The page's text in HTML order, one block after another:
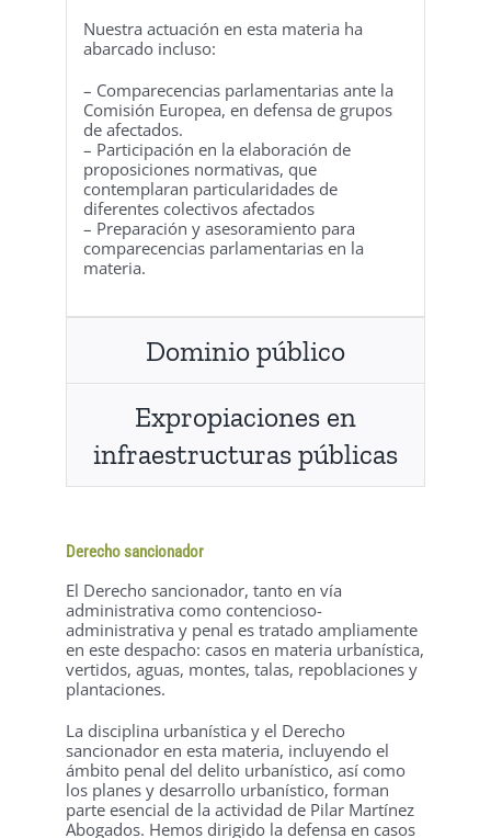
Nuestra actuación en esta materia ha
abarcado incluso:
– Comparecencias parlamentarias ante la
Comisión Europea, en defensa de grupos
de afectados.
– Participación en la elaboración de
proposiciones normativas, que
contemplaran particularidades de
diferentes colectivos afectados
– Preparación y asesoramiento para
comparecencias parlamentarias en la
materia.
Dominio público
Expropiaciones en
infraestructuras públicas
Derecho sancionador
El Derecho sancionador, tanto en vía
administrativa como contencioso-
administrativa y penal es tratado ampliamente
en este despacho: casos en materia urbanística,
vertidos, aguas, montes, talas, repoblaciones y
plantaciones.
La disciplina urbanística y el Derecho
sancionador en esta materia, incluyendo el
ámbito penal del delito urbanístico, así como
los planes y desarrollo urbanístico, forman
parte esencial de la actividad de Pilar Martínez
Abogados. Hemos dirigido la defensa en casos